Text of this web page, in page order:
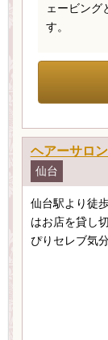
ェービング
す。
ヘアーサロ
仙台
仙台駅より徒
はお店を貸し
ぴりセレブ気